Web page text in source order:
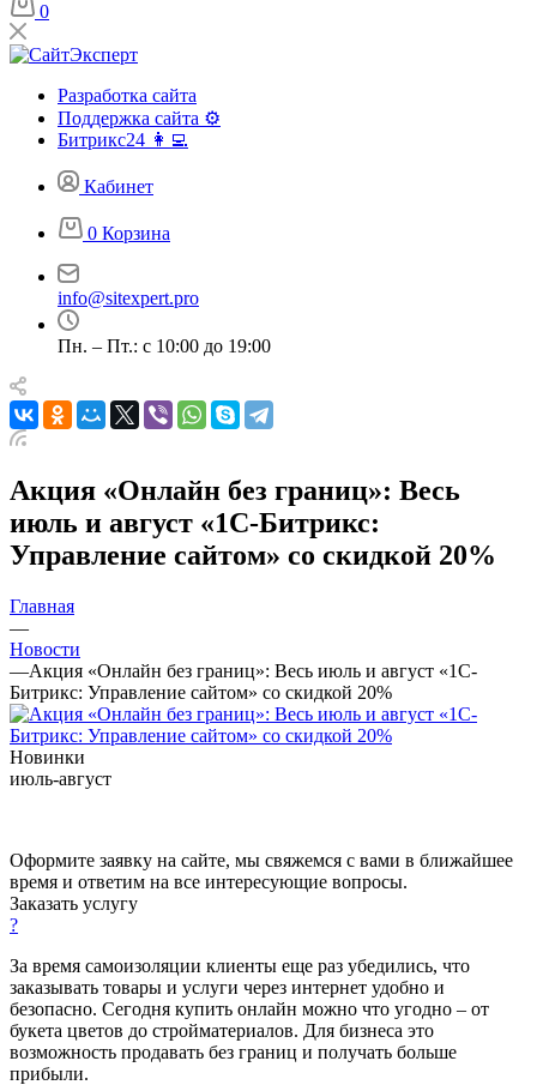
0
Разработка сайта
Поддержка сайта ⚙️
Битрикс24 👩‍💻
Кабинет
0 Корзина
info@sitexpert.pro
Пн. – Пт.: с 10:00 до 19:00
Акция «Онлайн без границ»: Весь
июль и август «1С-Битрикс:
Управление сайтом» со скидкой 20%
Главная
—
Новости
—Акция «Онлайн без границ»: Весь июль и август «1С-
Битрикс: Управление сайтом» со скидкой 20%
Новинки
июль-август
Оформите заявку на сайте, мы свяжемся с вами в ближайшее
время и ответим на все интересующие вопросы.
Заказать услугу
?
За время самоизоляции клиенты еще раз убедились, что
заказывать товары и услуги через интернет удобно и
безопасно. Сегодня купить онлайн можно что угодно – от
букета цветов до стройматериалов. Для бизнеса это
возможность продавать без границ и получать больше
прибыли.